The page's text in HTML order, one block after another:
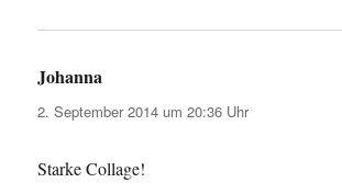
Johanna
2. September 2014 um 20:36 Uhr
Starke Collage!